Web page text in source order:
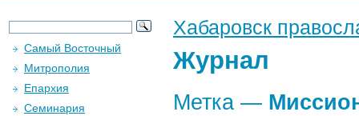
Хабаровск
Журнал
Метка —
Самый Восточный
Митрополия
Епархия
Семинария